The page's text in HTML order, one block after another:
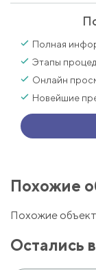
Полная
Этапы
Онлайн
Новейшие
Похожие
Похожие
Остались